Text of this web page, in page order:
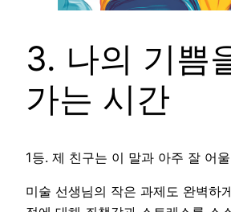
3. 나의 기쁨
가는 시간
1등. 제 친구는 이 말과 아주 잘 어
미술 선생님의 작은 과제도 완벽하